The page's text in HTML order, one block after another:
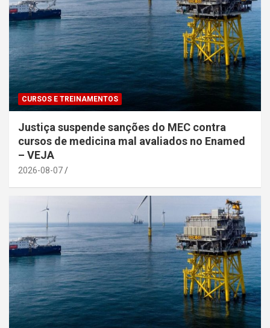
CURSOS E TREINAMENTOS
Justiça suspende sanções do MEC contra
cursos de medicina mal avaliados no Enamed
– VEJA
2026-08-07